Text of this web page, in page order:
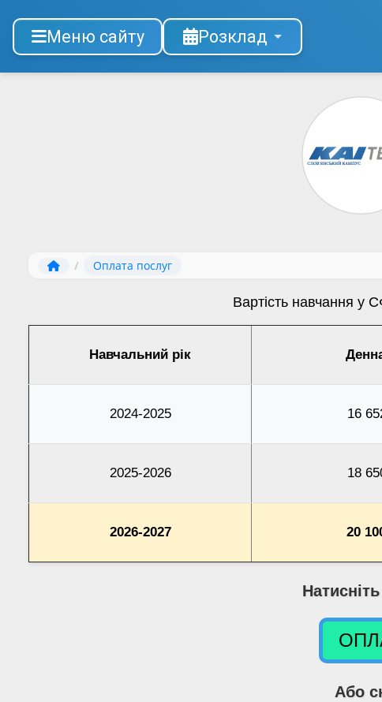
Меню сайту Розклад
/ Оплата послуг
Вартість навчання у
Навчальний рік
2024-2025 16
2025-2026 18
2026-2027 20
Або